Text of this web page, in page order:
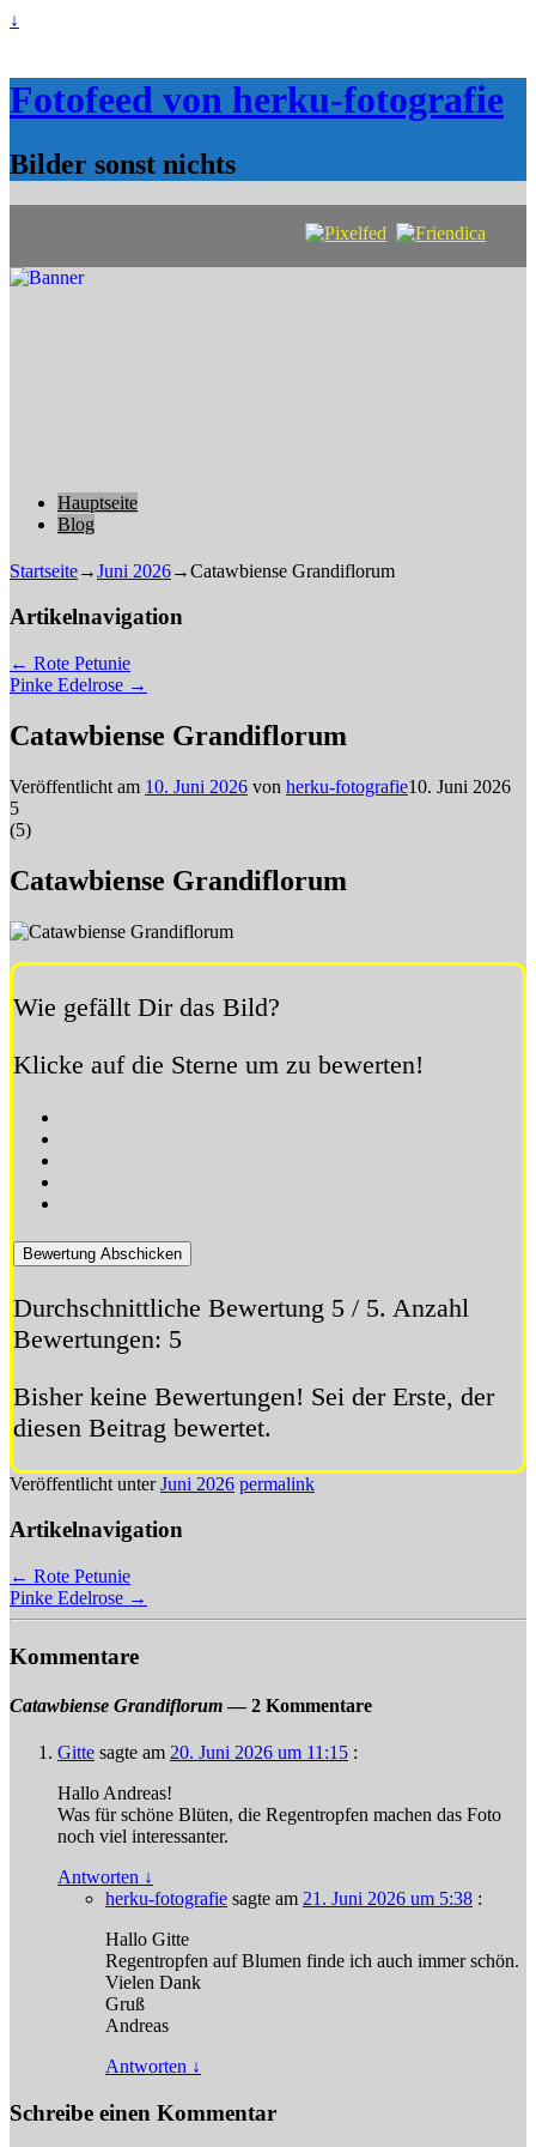
↓
Fotofeed von herku-fotografie
Bilder sonst nichts
Hauptseite
Blog
Startseite→Juni 2026→Catawbiense Grandiflorum
Artikelnavigation
← Rote Petunie
Pinke Edelrose →
Catawbiense Grandiflorum
Veröffentlicht am 10. Juni 2026 von herku-fotografie10. Juni 2026
5
(5)
Catawbiense Grandiflorum
Wie gefällt Dir das Bild?
Klicke auf die Sterne um zu bewerten!
Bewertung Abschicken
Durchschnittliche Bewertung 5 / 5. Anzahl
Bewertungen: 5
Bisher keine Bewertungen! Sei der Erste, der
diesen Beitrag bewertet.
Veröffentlicht unter Juni 2026 permalink
Artikelnavigation
← Rote Petunie
Pinke Edelrose →
Kommentare
Catawbiense Grandiflorum— 2 Kommentare
Gitte sagte am 20. Juni 2026 um 11:15 :
Hallo Andreas!
Was für schöne Blüten, die Regentropfen machen das Foto
noch viel interessanter.
Antworten ↓
herku-fotografie sagte am 21. Juni 2026 um 5:38 :
Hallo Gitte
Regentropfen auf Blumen finde ich auch immer schön.
Vielen Dank
Gruß
Andreas
Antworten ↓
Schreibe einen Kommentar